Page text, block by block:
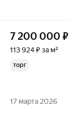
7 200 000 ₽
113 924 ₽ за м²
торг
17 марта 2026